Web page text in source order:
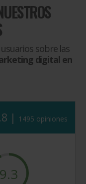
sobre las
digital en
| 1495 opiniones
9.3